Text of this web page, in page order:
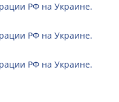
РФ на Украине.
РФ на Украине.
РФ на Украине.